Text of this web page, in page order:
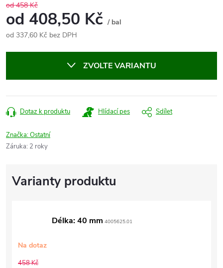
od 458 Kč
od 408,50 Kč / bal
od 337,60 Kč bez DPH
ZVOLTE VARIANTU
Dotaz k produktu Hlídací pes Sdílet
Značka:Ostatní
Záruka: 2 roky
Délka: 40 mm 4005625.01
Na dotaz
458 Kč